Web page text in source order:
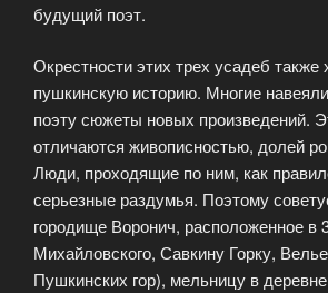
будущий поэт.
Окрестности этих трех усадеб также
пушкинскую историю. Многие
поэту сюжеты новых произведений.
отличаются живописностью, долей
Люди, проходящие по ним, как
серьезные раздумья. Поэтому
городище Воронич, расположенное в
Михайловского, Савкину Горку,
Пушкинских гор), мельницу в